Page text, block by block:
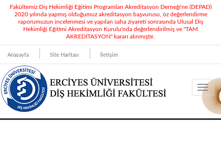
Fakültemiz Diş Hekimliği Eğitimi Programları Akreditasyon Derneği'ne (DEPAD)
2020 yılında yapmış olduğumuz akreditasyon başvurusu, öz değerlendirme
raporumuzun incelenmesi ve yapılan saha ziyareti sonrasında Ulusal Diş
Hekimliği Eğitimi Akreditasyon Kurulu'nda değerlendirilmiş ve "TAM
AKREDİTASYON" kararı alınmıştır.
Anasayfa Site Haritası İletişim